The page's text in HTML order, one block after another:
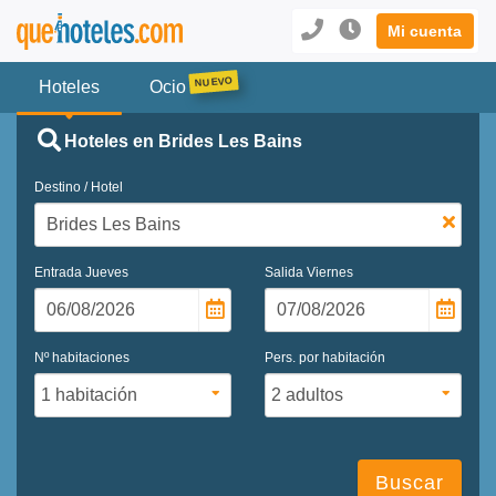
Mi cuenta
Hoteles Ocio
Hoteles en Brides Les Bains
Destino / Hotel
Entrada Jueves Salida Viernes
Nº habitaciones Pers. por habitación
Buscar